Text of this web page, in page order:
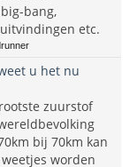
bang,
etc.
u het nu
zuurstof
bij 70km kan
worden